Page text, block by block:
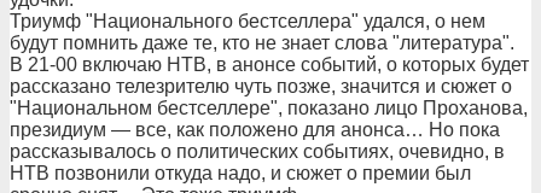
Триумф "Национального бестселлера" удался, о нем
будут помнить даже те, кто не знает слова "литература".
В 21-00 включаю НТВ, в анонсе событий, о которых будет
рассказано телезрителю чуть позже, значится и сюжет о
"Национальном бестселлере", показано лицо Проханова,
президиум — все, как положено для анонса… Но пока
рассказывалось о политических событиях, очевидно, в
НТВ позвонили откуда надо, и сюжет о премии был